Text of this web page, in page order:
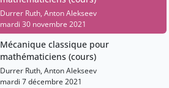
Durrer Ruth, Anton Alekseev
mardi 30 novembre 2021
Mécanique classique pour
mathématiciens (cours)
Durrer Ruth, Anton Alekseev
mardi 7 décembre 2021